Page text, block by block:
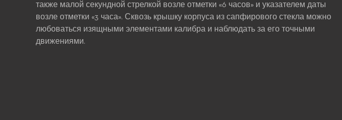
также малой секундной стрелкой возле отметки «6 часов» и указателем даты
возле отметки «3 часа». Сквозь крышку корпуса из сапфирового стекла можно
любоваться изящными элементами калибра и наблюдать за его точными
движениями.